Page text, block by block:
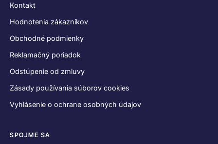
Kontakt
Hodnotenia zákazníkov
Obchodné podmienky
Reklamačný poriadok
Odstúpenie od zmluvy
Zásady používania súborov cookies
Vyhlásenie o ochrane osobných údajov
SPOJME SA